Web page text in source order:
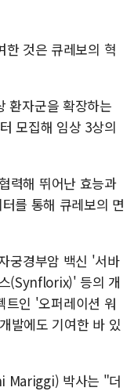
한 것은 큐레보의 혁
환자군을 확장하는
모집해 임상 3상의
력해 뛰어난 효능과
를 통해 큐레보의 면
궁경부암 백신 '서바
(Synflorix)' 등의 개
트인 '오퍼레이션 워
발에도 기여한 바 있
Mariggi) 박사는 "더